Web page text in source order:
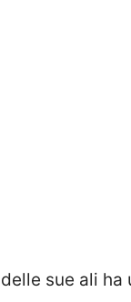
sue ali ha